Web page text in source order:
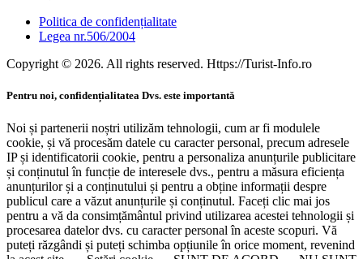
Politica de confidențialitate
Legea nr.506/2004
Copyright © 2026. All rights reserved. Https://Turist-Info.ro
Pentru noi, confidențialitatea Dvs. este importantă
Noi și partenerii noștri utilizăm tehnologii, cum ar fi modulele
cookie, și vă procesăm datele cu caracter personal, precum adresele
IP și identificatorii cookie, pentru a personaliza anunțurile publicitare
și conținutul în funcție de interesele dvs., pentru a măsura eficiența
anunțurilor și a conținutului și pentru a obține informații despre
publicul care a văzut anunțurile și conținutul. Faceți clic mai jos
pentru a vă da consimțământul privind utilizarea acestei tehnologii și
procesarea datelor dvs. cu caracter personal în aceste scopuri. Vă
puteți răzgândi și puteți schimba opțiunile în orice moment, revenind